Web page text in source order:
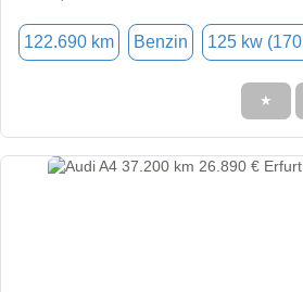
122.690 km Benzin 125 kw
★